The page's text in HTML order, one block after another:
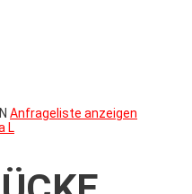
N Anfrageliste anzeigen